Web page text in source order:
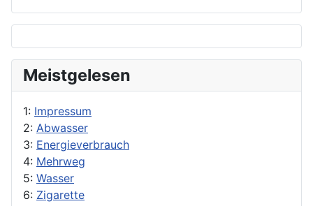
Meistgelesen
1: Impressum
2: Abwasser
3: Energieverbrauch
4: Mehrweg
5: Wasser
6: Zigarette